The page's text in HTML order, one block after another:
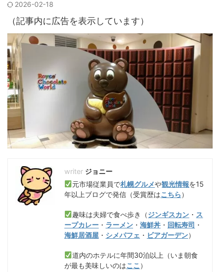
2026-02-18
（記事内に広告を表示しています）
ジョニー
元市場従業員で札幌グルメや観光情報を15
年以上ブログで発信（受賞歴はこちら）
趣味は夫婦で食べ歩き（ジンギスカン ・ ス
ープカレー ・ ラーメン ・ 海鮮丼 ・ 回転寿司 ・
海鮮居酒屋 ・ シメパフェ ・ ビアガーデン）
道内のホテルに年間30泊以上（いま朝食
が最も美味しいのはここ ）